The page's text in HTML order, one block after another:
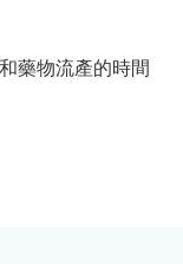
藥物流產的時間